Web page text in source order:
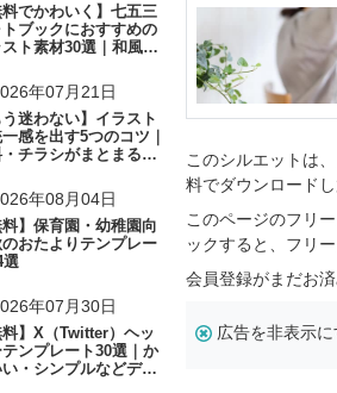
キラキラ
ピクトグラム
料でかわいく】七五三
トブックにおすすめの
ト素材30選｜和風の
年07月21日
う迷わない】イラスト
感を出す5つのコツ｜
・チラシがまとまるフ
年08月04日
料】保育園・幼稚園向
のおたよりテンプレー
選
年07月30日
料】X（Twitter）ヘッ
テンプレート30選｜か
い・シンプルなどデザ
このシルエットは
料でダウンロードし
このページのフリ
ックすると、フリ
会員登録がまだお済
広告を非表示に